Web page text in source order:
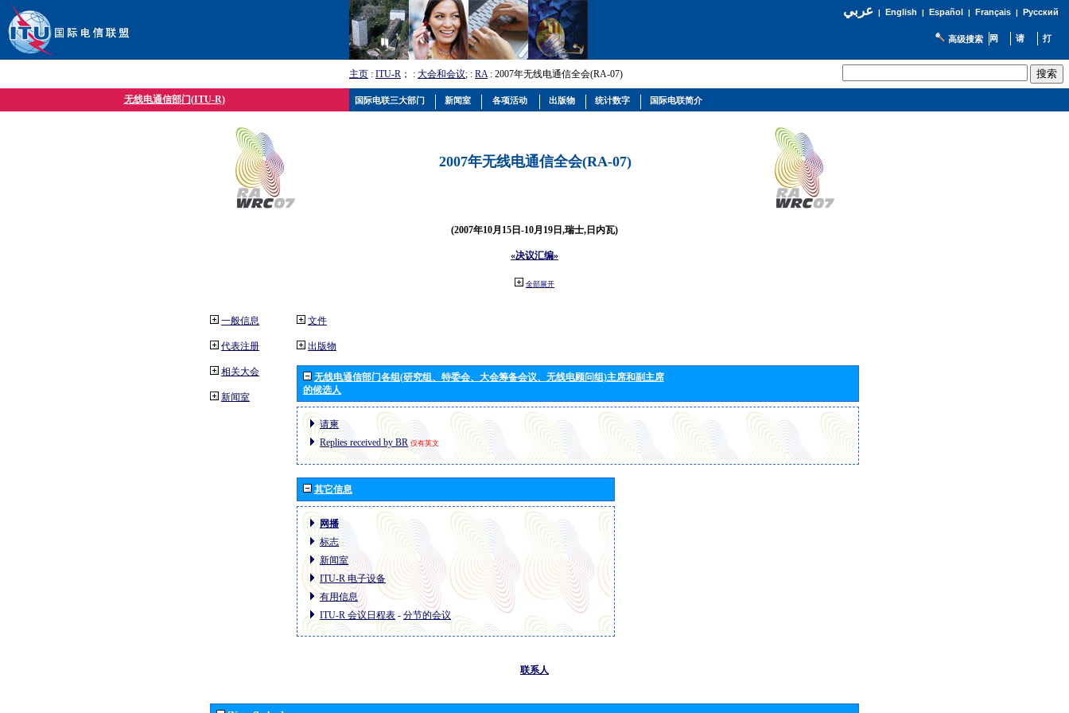
عربي| English | Español | Français| Русский
高级搜索
主页 : ITU-R ； : 大会和会议; : RA: 2007年无线电通信全会(RA-07)
无线电通信部门(ITU-R)
2007年无线电通信全会(RA-07)
(2007年10月15日-10月19日,瑞士,日内瓦)
«决议汇编»
全部展开
一般信息
代表注册
相关大会
新闻室
文件
出版物
无线电通信部门各组(研究组、特委会、大会筹备会议、无线电顾问组)主席和副主席
的候选人
请柬
Replies received by BR 仅有英文
其它信息
网播
标志
新闻室
ITU-R 电子设备
有用信息
ITU-R 会议日程表 - 分节的会议
联系人
国际电联三大部门 新闻室 各项活动 出版物 统计数字 国际电联简介